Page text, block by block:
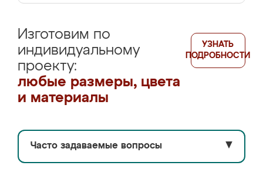
Изготовим по
индивидуальному
проекту:
любые размеры, цвета
и материалы
УЗНАТЬ
ПОДРОБНОСТИ
Часто задаваемые вопросы ▼